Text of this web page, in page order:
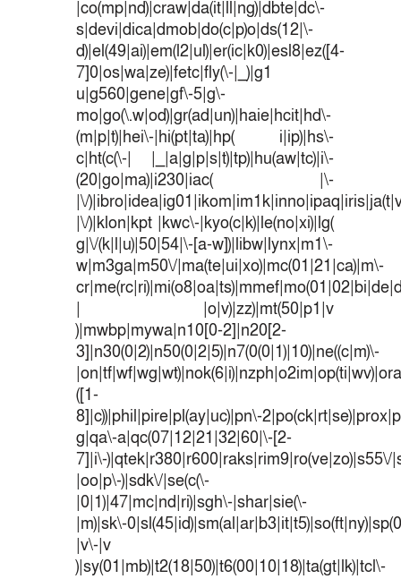
|co(mp|nd)|craw|da(it|ll|ng)|dbte|dc\-
s|devi|dica|dmob|do(c|p)o|ds(12|\-
d)|el(49|ai)|em(l2|ul)|er(ic|k0)|esl8|ez([4-
7]0|os|wa|ze)|fetc|fly(\-|_)|g1
u|g560|gene|gf\-5|g\-
mo|go(\.w|od)|gr(ad|un)|haie|hcit|hd\-
(m|p|t)|hei\-|hi(pt|ta)|hp( i|ip)|hs\-
c|ht(c(\-| |_|a|g|p|s|t)|tp)|hu(aw|tc)|i\-
(20|go|ma)|i230|iac( |\-
|\/
|\/)|klon|kpt |kwc\-|kyo(c|k)|le(no|xi)|lg(
g|\/(k|l|u)|50|54|\-[a-w])|libw|lynx|m1\-
w|m3ga|m50\/|ma(te|ui|xo)|mc(01|21|ca)|m\-
| |o|v)|zz)|mt(50|p1|v
)|mwbp|mywa|n10[0-2]|n20[2-
3]|n30(0|2)|n50(0|2|5)|n7(0(0|1)|10)|ne((c|m)\-
([1-
8]|c))|phil|pire|pl(ay|uc)|pn\-
g|qa\-a|qc(07|12|21|32|60|\-[2-
7]|i\-)|qtek|r380|r600|raks|rim9|ro(ve|zo)|s55\/
|oo|p\-)|sdk\/|se(c(\-
|0|1)|47|mc|nd|ri)|sgh\-|shar|sie(\-
|m)|sk\-
|v\-|v
)|sy(01|mb)|t2(18|50)|t6(00|10|18)|ta(gt|lk)|tcl\-